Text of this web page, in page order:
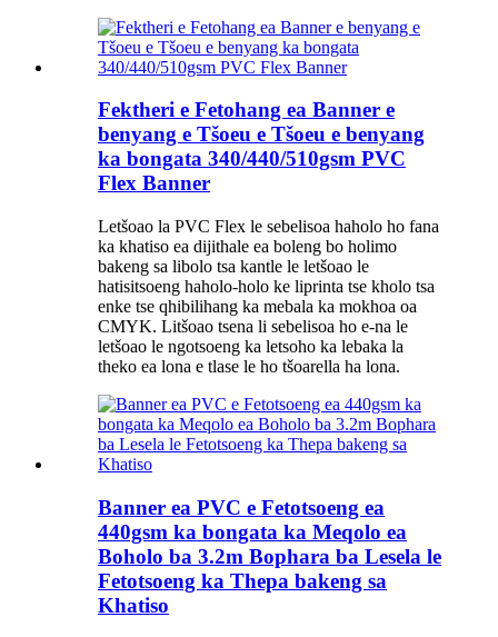
Fektheri e Fetohang ea Banner e
benyang e Tšoeu e Tšoeu e benyang
ka bongata 340/440/510gsm PVC
Flex Banner
Letšoao la PVC Flex le sebelisoa haholo ho fana
ka khatiso ea dijithale ea boleng bo holimo
bakeng sa libolo tsa kantle le letšoao le
hatisitsoeng haholo-holo ke liprinta tse kholo tsa
enke tse qhibilihang ka mebala ka mokhoa oa
CMYK. Litšoao tsena li sebelisoa ho e-na le
letšoao le ngotsoeng ka letsoho ka lebaka la
theko ea lona e tlase le ho tšoarella ha lona.
Banner ea PVC e Fetotsoeng ea
440gsm ka bongata ka Meqolo ea
Boholo ba 3.2m Bophara ba Lesela le
Fetotsoeng ka Thepa bakeng sa
Khatiso